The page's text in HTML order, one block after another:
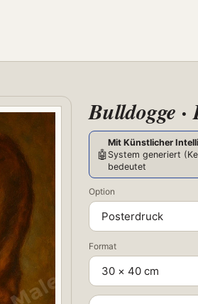
Bulldogge ·
🤖
Mit Künstlicher
System generiert
bedeutet
Option
Format